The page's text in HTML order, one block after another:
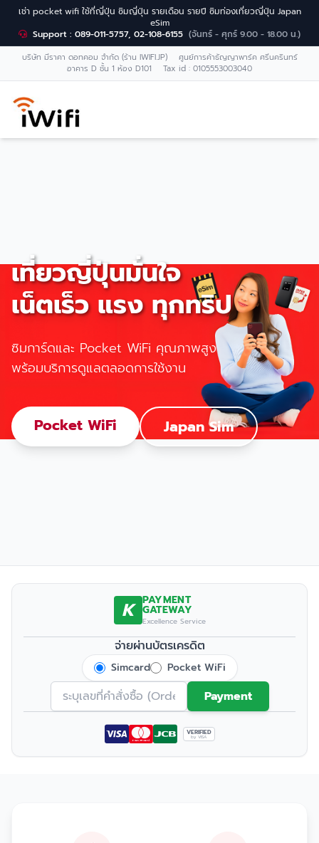
เช่า pocket wifi ใช้ที่ญี่ปุ่น ซิมญี่ปุ่น รายเดือน รายปี ซิมท่องเที่ยวญี่ปุ่น Japan
eSim
Support : 089-011-5757, 02-108-6155 (จันทร์ - ศุกร์ 9.00 - 18.00 น.)
บริษัท มีราคา ดอทคอม จำกัด (ร้าน IWIFI.JP) ศูนย์การค้าธัญญาพาร์ค ศรีนครินทร์
อาคาร D ชั้น 1 ห้อง D101 Tax id : 0105553003040
เที่ยวญี่ปุ่นมั่นใจ
เน็ตเร็ว แรง ทุกทริป
ซิมการ์ดและ Pocket WiFi คุณภาพสูง
พร้อมบริการดูแลตลอดการใช้งาน
Pocket WiFi Japan Sim
K PAYMENT
GATEWAY
Excellence Service
จ่ายผ่านบัตรเครดิต
Simcard Pocket WiFi
Payment
VERIFIED
by VISA